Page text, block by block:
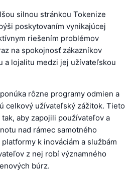
silnou stránkou Tokenize
poskytovaním vynikajúcej
riešením problémov
na spokojnosť zákazníkov
a lojalitu medzi jej užívateľskou
rôzne programy odmien a
celkový užívateľský zážitok. Tieto
aby zapojili používateľov a
nad rámec samotného
k inováciám a službám
z nej robí významného
búrz.